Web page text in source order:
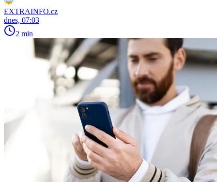
EXTRAINFO.cz
dnes, 07:03
2 min